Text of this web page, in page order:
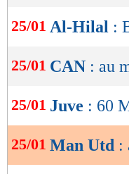
25/01 Al-Hilal :
25/01 CAN : au
25/01 Juve : 60
25/01 Man Utd :